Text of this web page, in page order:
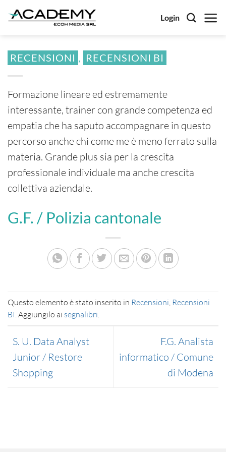
Salta
Login
RECENSIONI , RECENSIONI BI
Formazione lineare ed estremamente
interessante, trainer con grande competenza ed
empatia che ha saputo accompagnare in questo
percorso anche chi come me è meno ferrato sulla
materia. Grande plus sia per la crescita
professionale individuale ma anche crescita
collettiva aziendale.
G.F. / Polizia cantonale
Questo elemento è stato inserito in Recensioni Recensioni
BI . Aggiungilo ai segnalibri
S. U. Data Analyst
Junior / Restore
Shopping
F.G. Analista
informatico / Comune
di Modena